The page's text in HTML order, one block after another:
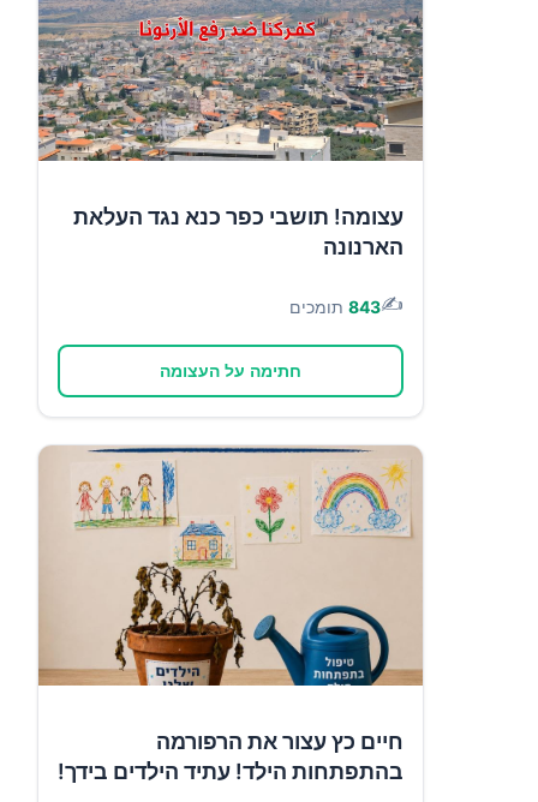
עצומה! תושבי כפר כנא נגד העלאת
הארנונה
✍️
843 תומכים
חתימה על העצומה
חיים כץ עצור את הרפורמה
בהתפתחות הילד! עתיד הילדים בידך!